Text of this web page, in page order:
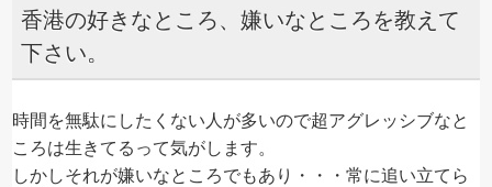
香港の好きなところ、嫌いなところを教えて
下さい。
時間を無駄にしたくない人が多いので超アグレッシブなと
ころは生きてるって気がします。
しかしそれが嫌いなところでもあり・・・常に追い立てら